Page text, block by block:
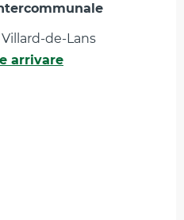
de-Lans
arrivare